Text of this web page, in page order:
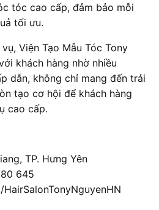
tóc cao cấp, đảm bảo mỗi
tối ưu.
Viện Tạo Mẫu Tóc Tony
khách hàng nhờ nhiều
dẫn, không chỉ mang đến trải
tạo cơ hội để khách hàng
cao cấp.
TP. Hưng Yên
645